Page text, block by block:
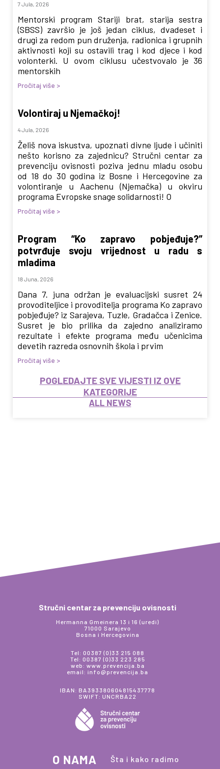
7 Jula, 2026
Mentorski program Stariji brat, starija sestra
(SBSS) završio je još jedan ciklus, dvadeset i
drugi za redom pun druženja, radionica i grupnih
aktivnosti koji su ostavili trag i kod djece i kod
volonterki. U ovom ciklusu učestvovalo je 36
mentorskih
Pročitaj više >
Volontiraj u Njemačkoj!
4 Jula, 2026
Želiš nova iskustva, upoznati divne ljude i učiniti
nešto korisno za zajednicu? Stručni centar za
prevenciju ovisnosti poziva jednu mladu osobu
od 18 do 30 godina iz Bosne i Hercegovine za
volontiranje u Aachenu (Njemačka) u okviru
programa Evropske snage solidarnosti! O
Pročitaj više >
Program “Ko zapravo pobjeđuje?”
potvrđuje svoju vrijednost u radu s
mladima
18 Juna, 2026
Dana 7. juna održan je evaluacijski susret 24
provoditeljice i provoditelja programa Ko zapravo
pobjeđuje? iz Sarajeva, Tuzle, Gradačca i Zenice.
Susret je bio prilika da zajedno analiziramo
rezultate i efekte programa među učenicima
devetih razreda osnovnih škola i prvim
Pročitaj više >
POGLEDAJTE SVE VIJESTI IZ OVE
KATEGORIJE
ALL NEWS
Stručni centar za prevenciju ovisnosti
Hermanna Gmeinera 13 i 16 (uredi)
71000 Sarajevo
Bosna i Hercegovina
Tel: 00387 (0)33 215 088
Tel: 00387 (0)33 223 285
web: www.prevencija.ba
email: info@prevencija.ba
IBAN: BA393380604815437778
SWIFT: UNCRBA22
O NAMA
Šta i kako radimo